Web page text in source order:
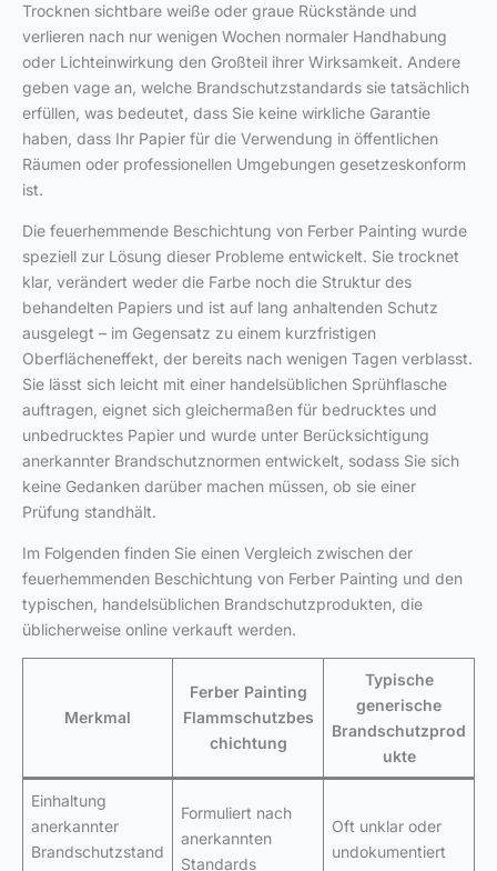
Trocknen sichtbare weiße oder graue Rückstände und
verlieren nach nur wenigen Wochen normaler Handhabung
oder Lichteinwirkung den Großteil ihrer Wirksamkeit. Andere
geben vage an, welche Brandschutzstandards sie tatsächlich
erfüllen, was bedeutet, dass Sie keine wirkliche Garantie
haben, dass Ihr Papier für die Verwendung in öffentlichen
Räumen oder professionellen Umgebungen gesetzeskonform
ist.
Die feuerhemmende Beschichtung von Ferber Painting wurde
speziell zur Lösung dieser Probleme entwickelt. Sie trocknet
klar, verändert weder die Farbe noch die Struktur des
behandelten Papiers und ist auf lang anhaltenden Schutz
ausgelegt – im Gegensatz zu einem kurzfristigen
Oberflächeneffekt, der bereits nach wenigen Tagen verblasst.
Sie lässt sich leicht mit einer handelsüblichen Sprühflasche
auftragen, eignet sich gleichermaßen für bedrucktes und
unbedrucktes Papier und wurde unter Berücksichtigung
anerkannter Brandschutznormen entwickelt, sodass Sie sich
keine Gedanken darüber machen müssen, ob sie einer
Prüfung standhält.
Im Folgenden finden Sie einen Vergleich zwischen der
feuerhemmenden Beschichtung von Ferber Painting und den
typischen, handelsüblichen Brandschutzprodukten, die
üblicherweise online verkauft werden.
Merkmal
Ferber Painting
Flammschutzbes
chichtung
Typische
generische
Brandschutzprod
ukte
Einhaltung
anerkannter
Brandschutzstand
Formuliert nach
anerkannten
Standards
Oft unklar oder
undokumentiert